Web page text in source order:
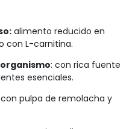
alimento reducido en
con L-carnitina.
: con rica fuente
esenciales.
pulpa de remolacha y